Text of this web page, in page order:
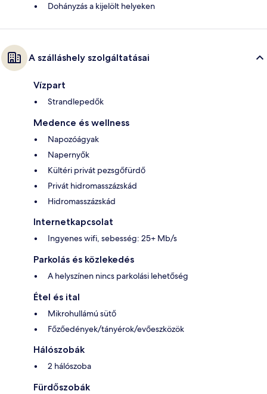
Dohányzás a kijelölt helyeken
A szálláshely szolgáltatásai
Vízpart
Strandlepedők
Medence és wellness
Napozóágyak
Napernyők
Kültéri privát pezsgőfürdő
Privát hidromasszázskád
Hidromasszázskád
Internetkapcsolat
Ingyenes wifi, sebesség: 25+ Mb/s
Parkolás és közlekedés
A helyszínen nincs parkolási lehetőség
Étel és ital
Mikrohullámú sütő
Főzőedények/tányérok/evőeszközök
Hálószobák
2 hálószoba
Fürdőszobák